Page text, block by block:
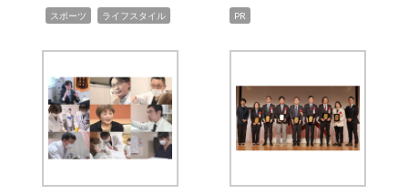
スポーツ ライフスタイル PR